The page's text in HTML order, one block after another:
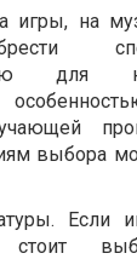
игры, на
для
выбора
Если
стоит